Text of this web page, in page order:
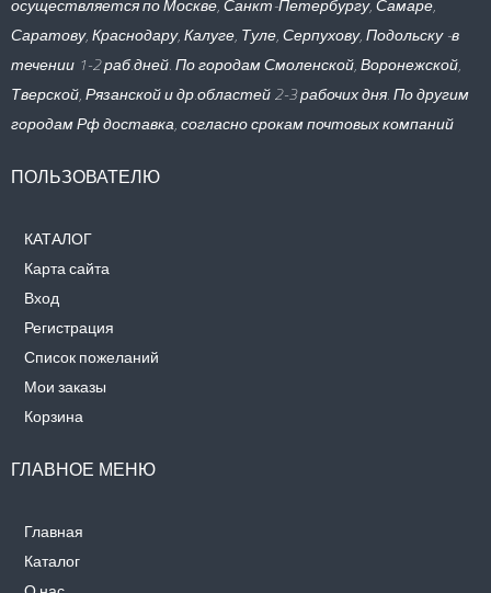
осуществляется по Москве, Санкт-Петербургу, Самаре,
Саратову, Краснодару, Калуге, Туле, Серпухову, Подольску -в
течении 1-2 раб.дней. По городам Смоленской, Воронежской,
Тверской, Рязанской и др.областей 2-3 рабочих дня. По другим
городам Рф доставка, согласно срокам почтовых компаний
ПОЛЬЗОВАТЕЛЮ
КАТАЛОГ
Карта сайта
Вход
Регистрация
Список пожеланий
Мои заказы
Корзина
ГЛАВНОЕ МЕНЮ
Главная
Каталог